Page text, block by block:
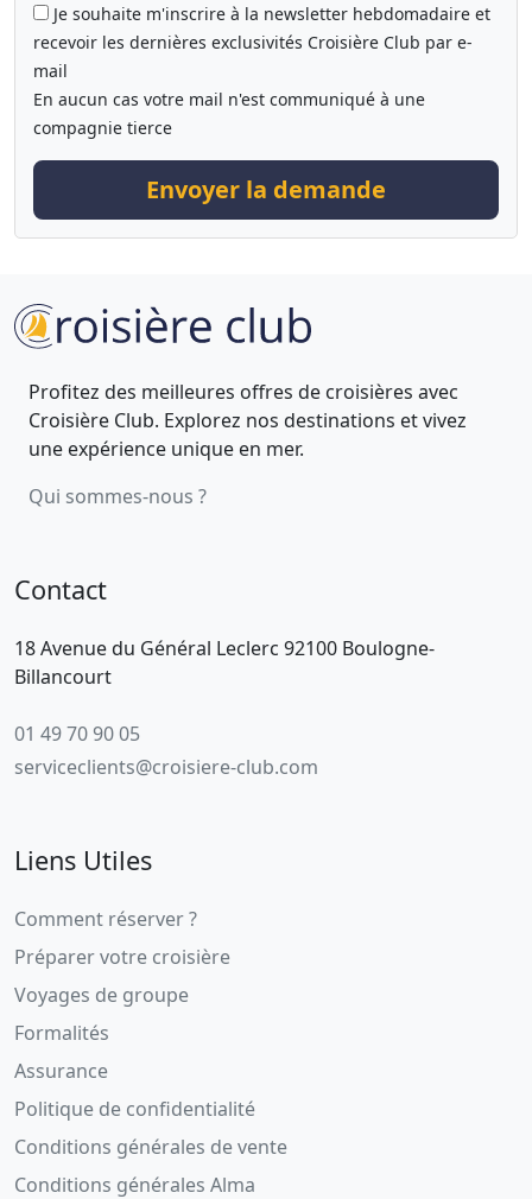
Je souhaite m'inscrire à la newsletter hebdomadaire et
recevoir les dernières exclusivités Croisière Club par e-
mail
En aucun cas votre mail n'est communiqué à une
compagnie tierce
Envoyer la demande
Profitez des meilleures offres de croisières avec
Croisière Club. Explorez nos destinations et vivez
une expérience unique en mer.
Qui sommes-nous ?
Contact
18 Avenue du Général Leclerc 92100 Boulogne-
Billancourt
01 49 70 90 05
serviceclients@croisiere-club.com
Liens Utiles
Comment réserver ?
Préparer votre croisière
Voyages de groupe
Formalités
Assurance
Politique de confidentialité
Conditions générales de vente
Conditions générales Alma